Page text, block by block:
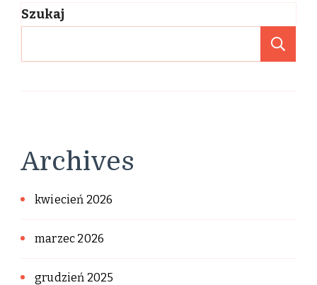
Szukaj
Archives
kwiecień 2026
marzec 2026
grudzień 2025